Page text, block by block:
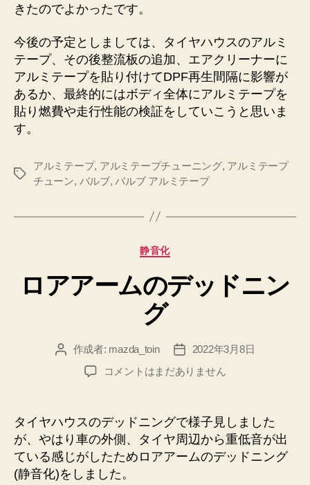
きたのでよかったです。
今後の予定としましては、タイヤハウスのアルミ
テープ、その後整流板の追加、エアクリーナーに
アルミテープを貼り付けてDPF再生間隔に影響が
あるか、最終的にはボディ全体にアルミテープを
貼り燃費や走行性能の検証をしていこうと思いま
す。
タ
アルミテープ, アルミテープチューニング, アルミテープ
チューン, バルブ,バルブ アルミテープ
カ
ゴ
リ
ー
静音化
ロアアームのデッドニン
グ
投 作成者: mazda_toin
投
稿
日
2022年3月8日
ロ
ー
ム
の
デ
ッ
コメントはまだありません
タイヤハウスのデッドニングで様子見しました
が、やはり車の外側、タイヤ周辺から重低音が出
ている感じがしたためロアアームのデッドニング
(静音化)をしました。